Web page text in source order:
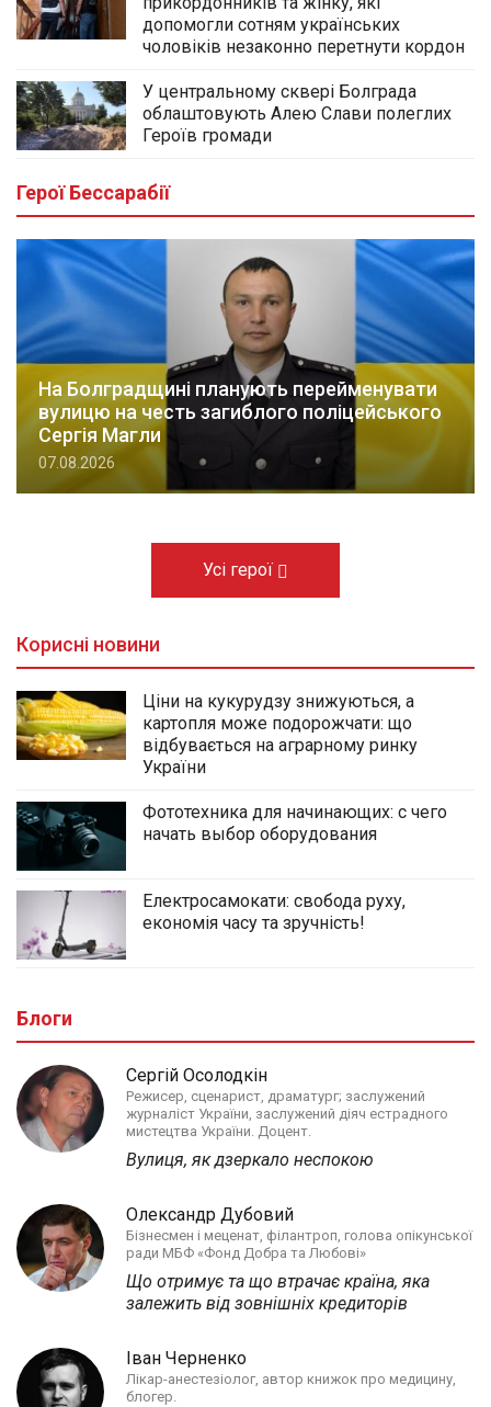
допомогли сотням українських
чоловіків незаконно перетнути кордон
У центральному сквері Болграда
облаштовують Алею Слави полеглих
Героїв громади
Герої Бессарабії
На Болградщині планують перейменувати
вулицю на честь загиблого поліцейського
Сергія Магли
07.08.2026
Усі герої
Корисні новини
Ціни на кукурудзу знижуються, а
картопля може подорожчати: що
відбувається на аграрному ринку
України
Фототехника для начинающих: с чего
начать выбор оборудования
Електросамокати: свобода руху,
економія часу та зручність!
Блоги
Сергій Осолодкін
Режисер, сценарист, драматург; заслужений
журналіст України, заслужений діяч естрадного
мистецтва України. Доцент.
Вулиця, як дзеркало неспокою
Олександр Дубовий
Бізнесмен і меценат, філантроп, голова опікунської
ради МБФ «Фонд Добра та Любові»
Що отримує та що втрачає країна, яка
залежить від зовнішніх кредиторів
Іван Черненко
Лікар-анестезіолог, автор книжок про медицину,
блогер.